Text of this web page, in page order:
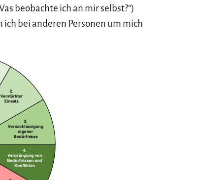
beobachte ich an mir selbst?“)
ich bei anderen Personen um mich